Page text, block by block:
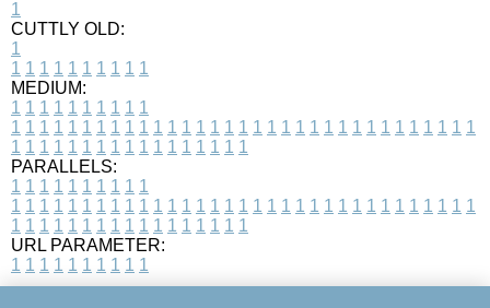
1
CUTTLY OLD:
1
1 1 1 1 1 1 1 1 1 1
MEDIUM:
1 1 1 1 1 1 1 1 1 1
1 1 1 1 1 1 1 1 1 1 1 1 1 1 1 1 1 1 1 1 1 1 1 1 1 1 1 1 1 1 1 1 1
1 1 1 1 1 1 1 1 1 1 1 1 1 1 1 1 1
PARALLELS:
1 1 1 1 1 1 1 1 1 1
1 1 1 1 1 1 1 1 1 1 1 1 1 1 1 1 1 1 1 1 1 1 1 1 1 1 1 1 1 1 1 1 1
1 1 1 1 1 1 1 1 1 1 1 1 1 1 1 1 1
URL PARAMETER:
1 1 1 1 1 1 1 1 1 1